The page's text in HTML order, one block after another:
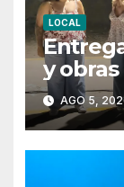
LOCAL
y
Torres
Oriente
AGO 5,